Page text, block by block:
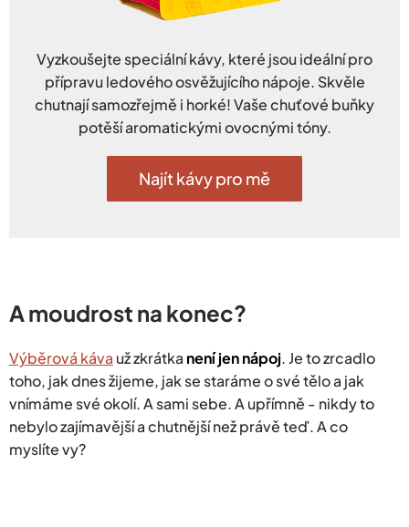
Vyzkoušejte speciální kávy, které jsou ideální pro
přípravu ledového osvěžujícího nápoje. Skvěle
chutnají samozřejmě i horké! Vaše chuťové buňky
potěší aromatickými ovocnými tóny.
Najít kávy pro mě
A moudrost na konec?
Výběrová káva už zkrátka není jen nápoj. Je to zrcadlo
toho, jak dnes žijeme, jak se staráme o své tělo a jak
vnímáme své okolí. A sami sebe. A upřímně - nikdy to
nebylo zajímavější a chutnější než právě teď. A co
myslíte vy?